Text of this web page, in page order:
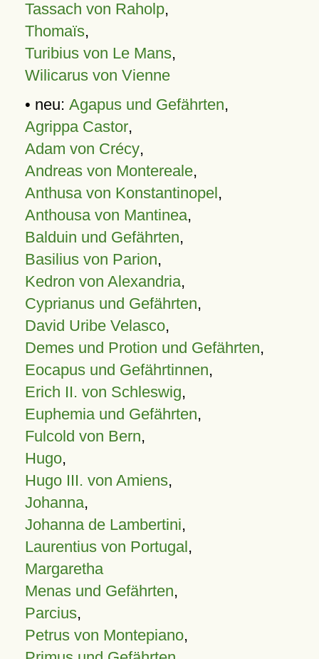
Tassach von Raholp,
Thomaïs,
Turibius von Le Mans,
Wilicarus von Vienne
• neu: Agapus und Gefährten,
Agrippa Castor,
Adam von Crécy,
Andreas von Montereale,
Anthusa von Konstantinopel,
Anthousa von Mantinea,
Balduin und Gefährten,
Basilius von Parion,
Kedron von Alexandria,
Cyprianus und Gefährten,
David Uribe Velasco,
Demes und Protion und Gefährten,
Eocapus und Gefährtinnen,
Erich II. von Schleswig,
Euphemia und Gefährten,
Fulcold von Bern,
Hugo,
Hugo III. von Amiens,
Johanna,
Johanna de Lambertini,
Laurentius von Portugal,
Margaretha
Menas und Gefährten,
Parcius,
Petrus von Montepiano,